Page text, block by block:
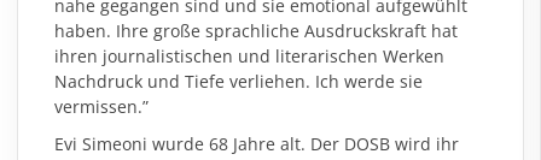
nahe gegangen sind und sie emotional aufgewühlt
haben. Ihre große sprachliche Ausdruckskraft hat
ihren journalistischen und literarischen Werken
Nachdruck und Tiefe verliehen. Ich werde sie
vermissen.”
Evi Simeoni wurde 68 Jahre alt. Der DOSB wird ihr